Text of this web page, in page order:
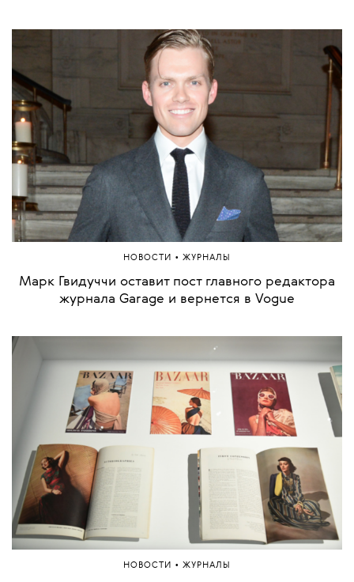
НОВОСТИ • ЖУРНАЛЫ
Марк Гвидуччи оставит пост главного редактора
журнала Garage и вернется в Vogue
НОВОСТИ • ЖУРНАЛЫ